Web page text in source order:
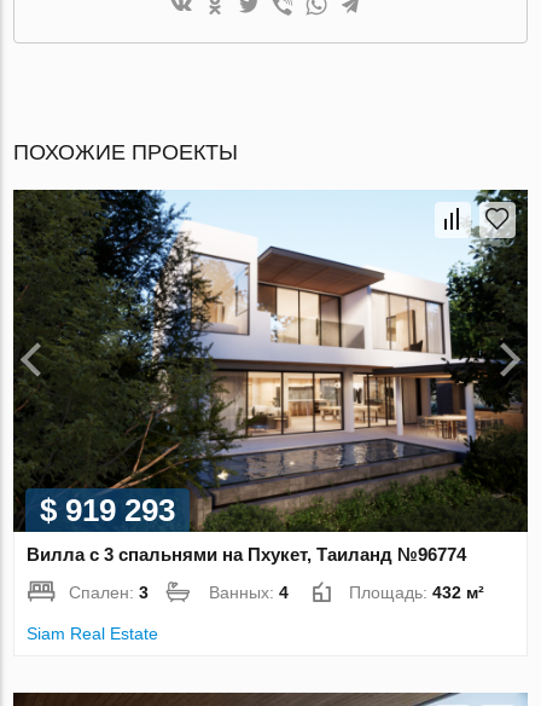
ПОХОЖИЕ ПРОЕКТЫ
$ 919 293
Вилла с 3 спальнями на Пхукет, Таиланд №96774
Спален:3 Ванных:4 Площадь:432 м²
Siam Real Estate